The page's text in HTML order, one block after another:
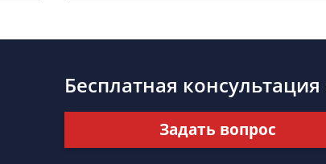
Бесплатная
Задать вопрос